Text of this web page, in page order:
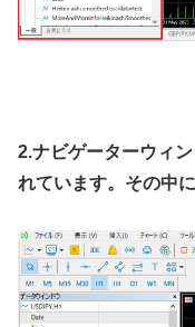
2.ナビゲーターウィ
れています。その中